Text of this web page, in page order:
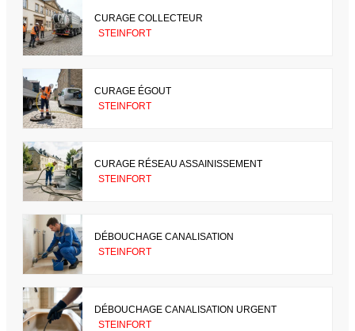
CURAGE COLLECTEUR
STEINFORT
CURAGE ÉGOUT
STEINFORT
CURAGE RÉSEAU ASSAINISSEMENT
STEINFORT
DÉBOUCHAGE CANALISATION
STEINFORT
DÉBOUCHAGE CANALISATION URGENT
STEINFORT